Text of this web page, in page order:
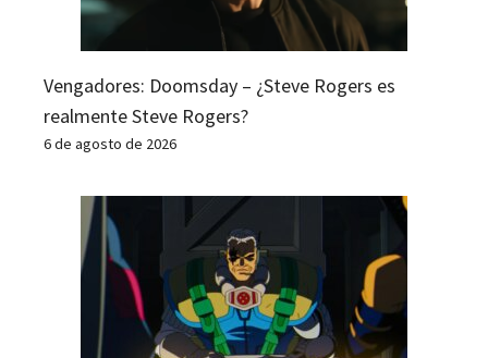
Vengadores: Doomsday – ¿Steve Rogers es
realmente Steve Rogers?
6 de agosto de 2026